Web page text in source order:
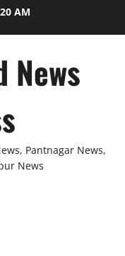
AM
News
Pantnagar News,
News